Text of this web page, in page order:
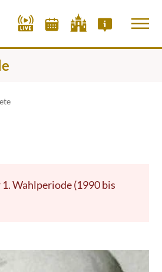
Wahlperiode (1990 bis